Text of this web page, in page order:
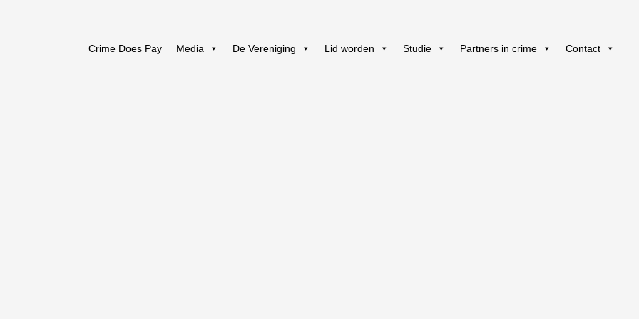
Crime Does Pay Media De Vereniging Lid worden Studie Partners in crime Contact